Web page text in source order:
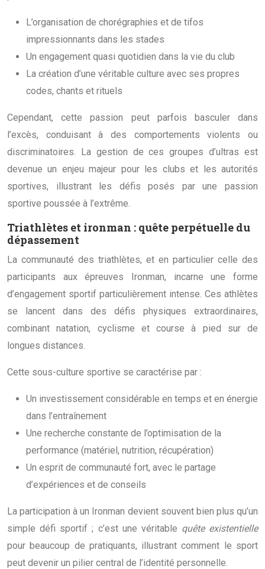
L’organisation de chorégraphies et de tifos
impressionnants dans les stades
Un engagement quasi quotidien dans la vie du club
La création d’une véritable culture avec ses propres
codes, chants et rituels
Cependant, cette passion peut parfois basculer dans
l’excès, conduisant à des comportements violents ou
discriminatoires. La gestion de ces groupes d’ultras est
devenue un enjeu majeur pour les clubs et les autorités
sportives, illustrant les défis posés par une passion
sportive poussée à l’extrême.
Triathlètes et ironman : quête perpétuelle du
dépassement
La communauté des triathlètes, et en particulier celle des
participants aux épreuves Ironman, incarne une forme
d’engagement sportif particulièrement intense. Ces athlètes
se lancent dans des défis physiques extraordinaires,
combinant natation, cyclisme et course à pied sur de
longues distances.
Cette sous-culture sportive se caractérise par :
Un investissement considérable en temps et en énergie
dans l’entraînement
Une recherche constante de l’optimisation de la
performance (matériel, nutrition, récupération)
Un esprit de communauté fort, avec le partage
d’expériences et de conseils
La participation à un Ironman devient souvent bien plus qu’un
simple défi sportif ; c’est une véritable quête existentielle
pour beaucoup de pratiquants, illustrant comment le sport
peut devenir un pilier central de l’identité personnelle.